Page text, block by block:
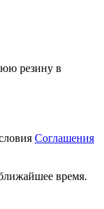
резину в
Соглашения
время.